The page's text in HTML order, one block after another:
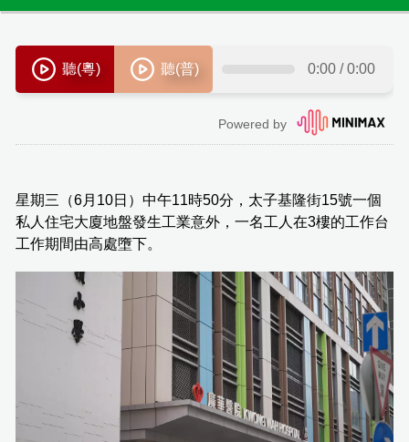
星期三（6月10日）中午11時50分，太子基隆街15號一個
私人住宅大廈地盤發生工業意外，一名工人在3樓的工作台
工作期間由高處墮下。